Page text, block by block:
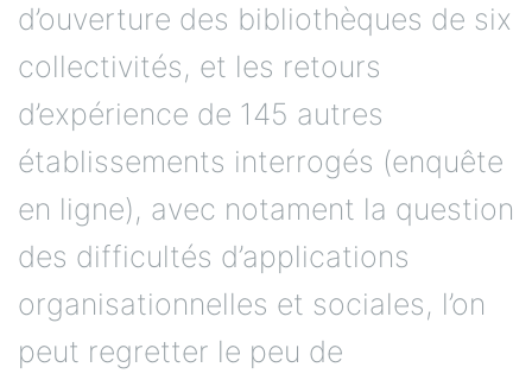
d’ouverture des bibliothèques de six
collectivités, et les retours
d’expérience de 145 autres
établissements interrogés (enquête
en ligne), avec notament la question
des difficultés d’applications
organisationnelles et sociales, l’on
peut regretter le peu de